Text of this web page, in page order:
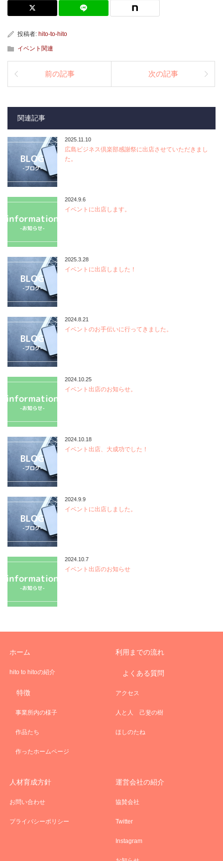
投稿者: hito-to-hito
イベント関連
前の記事 次の記事
関連記事
2025.11.10
広島ビジネス倶楽部感謝祭に出店させていただきまし
た。
2024.9.6
イベントに出店します。
2025.3.28
イベントに出店しました！
2024.8.21
イベントのお手伝いに行ってきました。
2024.10.25
イベント出店のお知らせ。
2024.10.18
イベント出店、大成功でした！
2024.9.9
イベントに出店しました。
2024.10.7
イベント出店のお知らせ
ホーム
hito to hitoの紹介
特徴
事業所内の様子
作品たち
作ったホームページ
利用までの流れ
よくある質問
アクセス
人と人 己斐の樹
ほしのたね
人材育成方針
お問い合わせ
プライバシーポリシー
運営会社の紹介
協賛会社
Twitter
Instagram